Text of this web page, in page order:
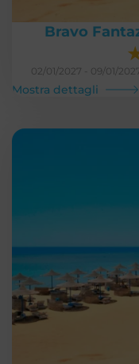
Bravo
02/01/2027 - 09/01/
Mostra dettagli